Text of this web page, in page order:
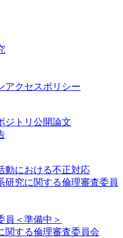
アクセスポリシー
ジトリ公開論文
動における不正対応
研究に関する倫理審査委員
員＜準備中＞
関する倫理審査委員会